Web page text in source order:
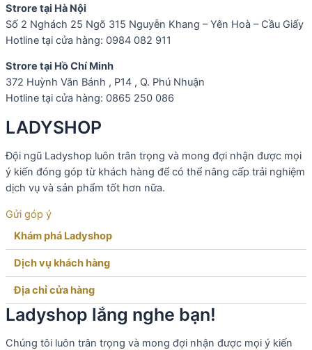
Strore tại Hà Nội
Số 2 Nghách 25 Ngõ 315 Nguyễn Khang – Yên Hoà – Cầu Giấy
Hotline tại cửa hàng: 0984 082 911
Strore tại Hồ Chí Minh
372 Huỳnh Văn Bánh , P14 , Q. Phú Nhuận
Hotline tại cửa hàng: 0865 250 086
LADYSHOP
Đội ngũ Ladyshop luôn trân trọng và mong đợi nhận được mọi
ý kiến đóng góp từ khách hàng để có thể nâng cấp trải nghiệm
dịch vụ và sản phẩm tốt hơn nữa.
Gửi góp ý
Khám phá Ladyshop​
Dịch vụ khách hàng​
Địa chỉ cửa hàng
Ladyshop lắng nghe bạn!
Chúng tôi luôn trân trọng và mong đợi nhận được mọi ý kiến